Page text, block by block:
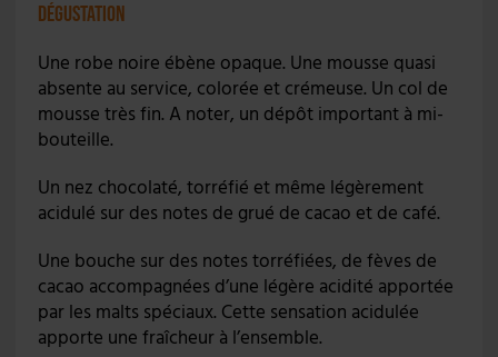
Dégustation
Une robe noire ébène opaque. Une mousse quasi
absente au service, colorée et crémeuse. Un col de
mousse très fin. A noter, un dépôt important à mi-
bouteille.
Un nez chocolaté, torréfié et même légèrement
acidulé sur des notes de grué de cacao et de café.
Une bouche sur des notes torréfiées, de fèves de
cacao accompagnées d’une légère acidité apportée
par les malts spéciaux. Cette sensation acidulée
apporte une fraîcheur à l’ensemble.